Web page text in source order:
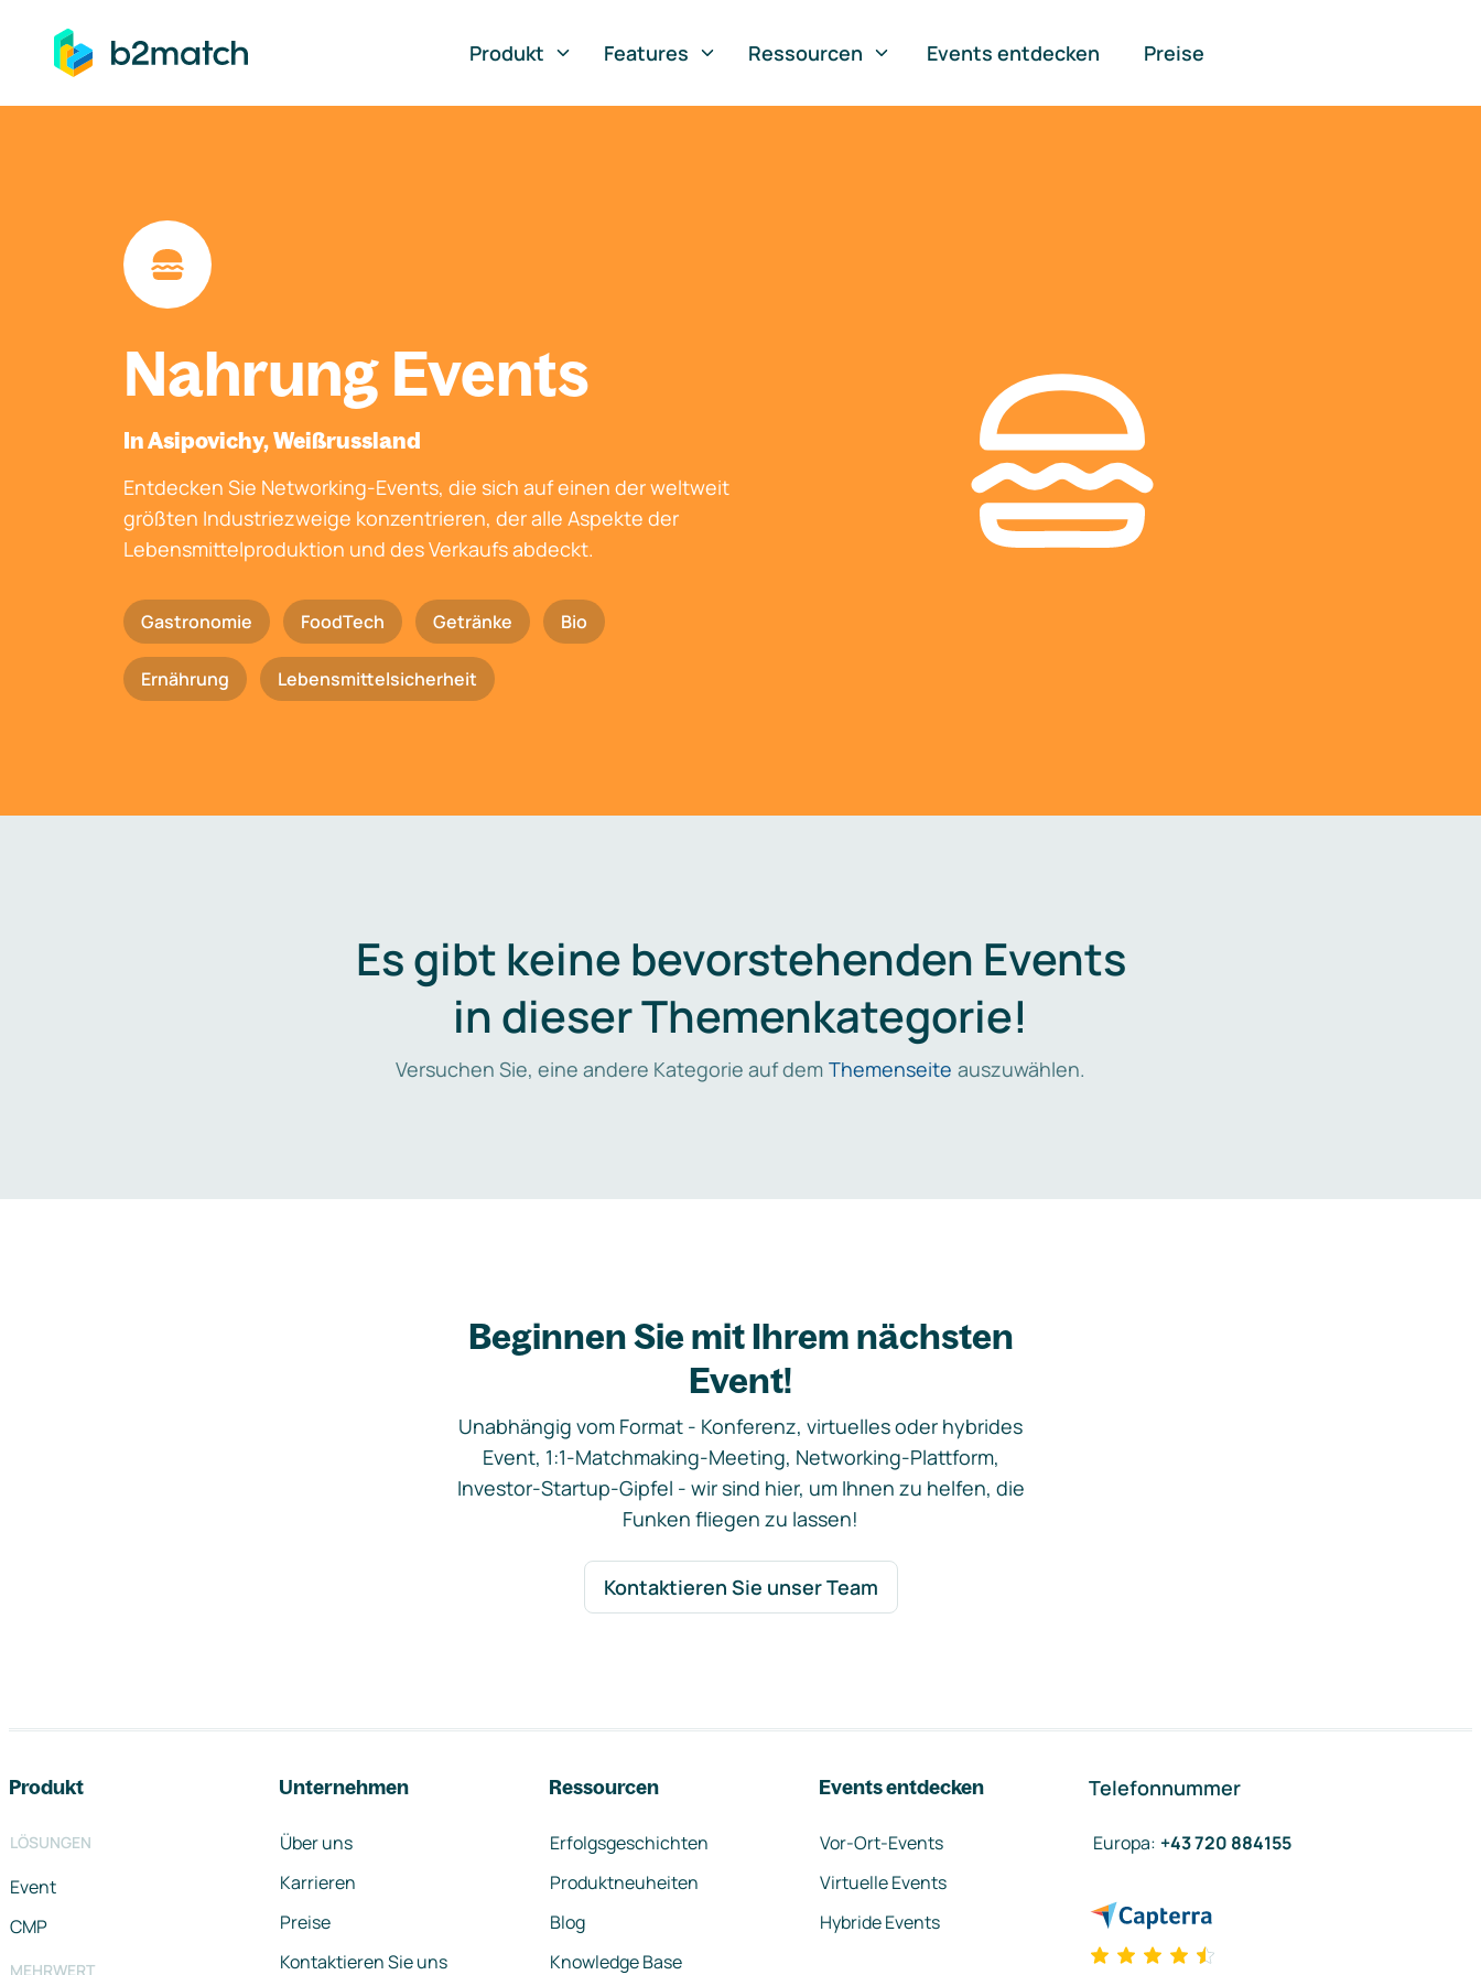
springen
Produkt
Features Ressourcen Events entdecken Preise
Nahrung Events
In Asipovichy, Weißrussland
Entdecken Sie Networking-Events, die sich auf einen der weltweit
größten Industriezweige konzentrieren, der alle Aspekte der
Lebensmittelproduktion und des Verkaufs abdeckt.
Gastronomie FoodTech Getränke Bio
Ernährung Lebensmittelsicherheit
Es gibt keine bevorstehenden Events
in dieser Themenkategorie!
Versuchen Sie, eine andere Kategorie auf dem Themenseite auszuwählen.
Beginnen Sie mit Ihrem nächsten
Event!
Unabhängig vom Format - Konferenz, virtuelles oder hybrides
Event, 1:1-Matchmaking-Meeting, Networking-Plattform,
Investor-Startup-Gipfel - wir sind hier, um Ihnen zu helfen, die
Funken fliegen zu lassen!
Kontaktieren Sie unser Team
Produkt
LÖSUNGEN
Event
CMP
MEHRWERT
Unternehmen
Über uns
Karrieren
Preise
Kontaktieren Sie uns
Ressourcen
Erfolgsgeschichten
Produktneuheiten
Blog
Knowledge Base
Events entdecken
Vor-Ort-Events
Virtuelle Events
Hybride Events
Telefonnummer
Europa: +43 720 884155